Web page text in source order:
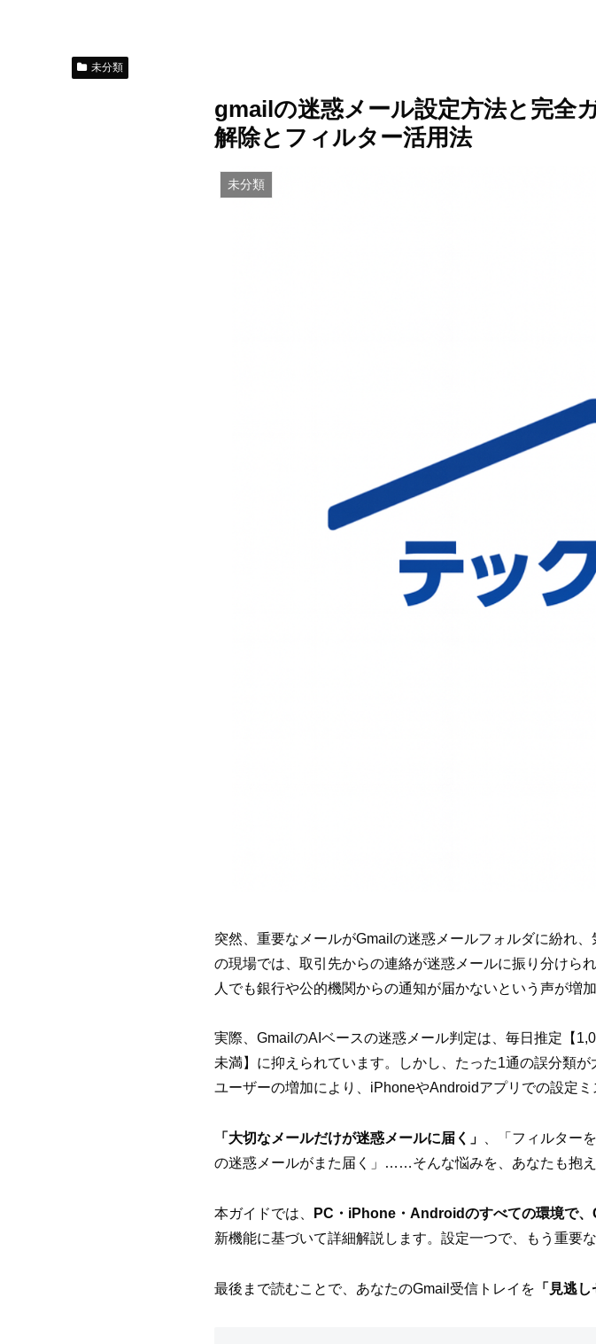
未分類
gmailの迷惑メール設定方法と完全
解除とフィルター活用法
未分類
突然、重要なメールがGmailの迷惑メールフォルダに紛れ
の現場では、取引先からの連絡が迷惑メールに振り分けら
人でも銀行や公的機関からの通知が届かないという声が増加
実際、GmailのAIベースの迷惑メール判定は、毎日推定【
未満】に抑えられています。しかし、たった1通の誤分類
ユーザーの増加により、iPhoneやAndroidアプリでの設定
「大切なメールだけが迷惑メールに届く」
、「フィルター
の迷惑メールがまた届く」……そんな悩みを、あなたも抱
本ガイドでは、 PC・iPhone・Androidのすべての環境で
新機能に基づいて詳細解説します。設定一つで、もう重要
最後まで読むことで、あなたのGmail受信トレイを 「見逃し